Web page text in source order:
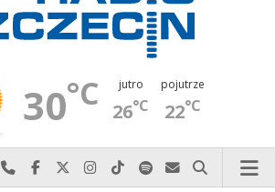
30°C jutro
26°C
pojutrze
22°C
Najlepiej po prostu do nas zadzwoń
Odwiedź nas na Facebook-u
Odwiedź nas na X
Odwiedź nas na Instagram-ie
Odwiedź nas na TikTok-u
Szukaj nas na Spotify
Wyślij do nas
Szukaj